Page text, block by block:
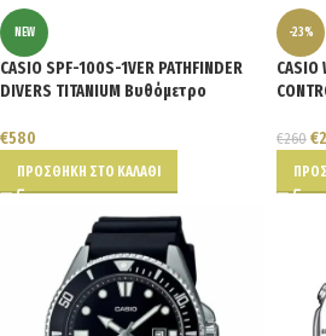
NEW
CASIO SPF-100S-1VER PATHFINDER
DIVERS TITANIUM Βυθόμετρο
€580
ΠΡΟΣΘΉΚΗ ΣΤΟ ΚΑΛΆΘΙ
-23%
CASIO
€260 €